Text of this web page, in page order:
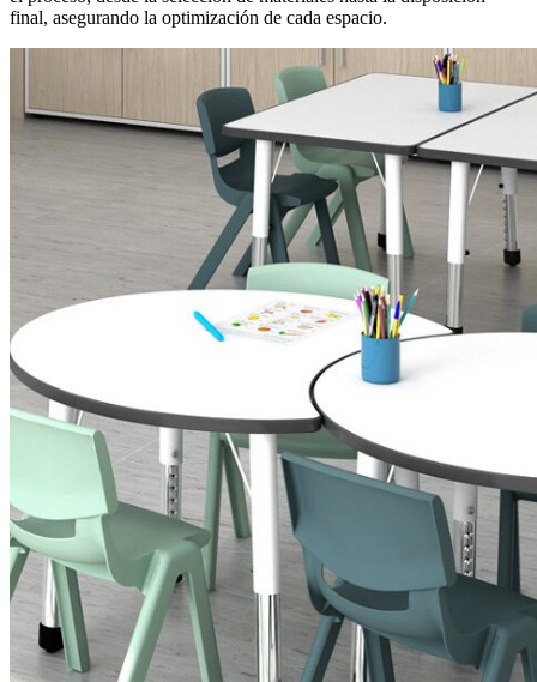
final, asegurando la optimización de cada espacio.